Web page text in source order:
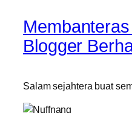
Blogger
Salam sejahtera buat